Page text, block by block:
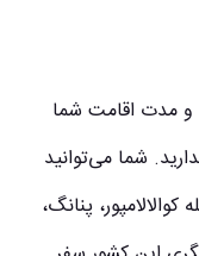
و مدت اقامت شما
ندارید. شما می‌توانید
پنانگ،